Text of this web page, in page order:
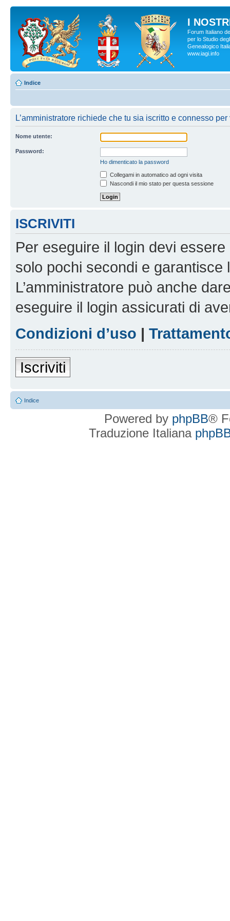
I
Forum Italiano
per lo Studio
Genealogico
www.iagi.info
Indice
L’amministratore richiede che tu sia iscritto e connesso
Nome utente:
Password:
Ho dimenticato la password
Collegami in automatico ad ogni visita
Nascondi il mio stato per questa sessione
ISCRIVITI
Per eseguire il login devi
solo pochi secondi e garantisce
L’amministratore può anche
eseguire il login assicurati di
Condizioni d’uso |
Iscriviti
Indice
Powered by phpBB®
Traduzione Italiana